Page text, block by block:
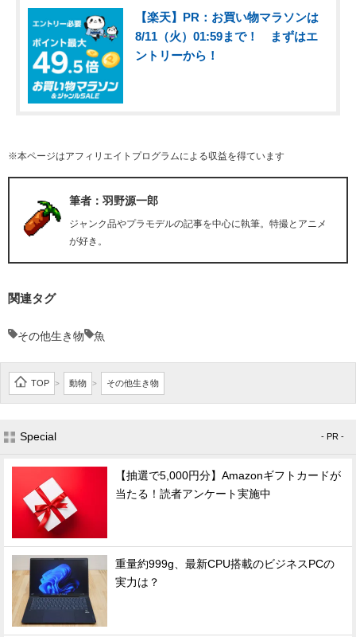
【楽天】PR：お買い物マラソンは
8/11（火）01:59まで！ まずはエ
ントリーから！
※本ページはアフィリエイトプログラムによる収益を得ています
筆者：羽野源一郎
ジャンク品やプラモデルの記事を中心に執筆。特撮とアニメ
が好き。
関連タグ
その他生き物 魚
TOP > 動物 > その他生き物
Special - PR -
【抽選で5,000円分】Amazonギフトカードが
当たる！読者アンケート実施中
重量約999g、最新CPU搭載のビジネスPCの
実力は？